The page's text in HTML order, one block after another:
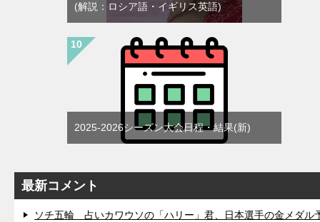
(解説：ロシア語・イギリス英語)
2025-2026シーズン大会日程・結果(新)
最新コメント
ソチ五輪 占いカワウソの「ハリー」君、日本選手の金メダル